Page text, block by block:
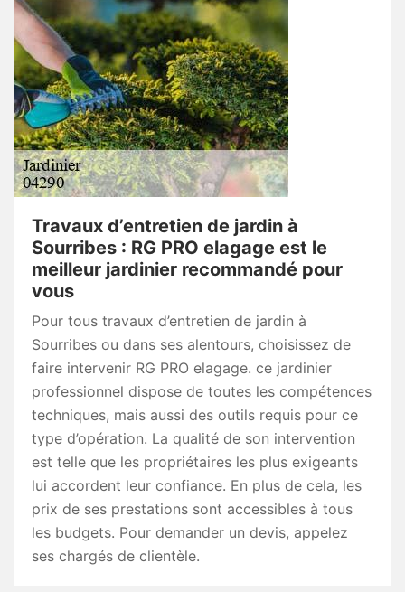
Travaux d’entretien de jardin à
Sourribes : RG PRO elagage est le
meilleur jardinier recommandé pour
vous
Pour tous travaux d’entretien de jardin à
Sourribes ou dans ses alentours, choisissez de
faire intervenir RG PRO elagage. ce jardinier
professionnel dispose de toutes les compétences
techniques, mais aussi des outils requis pour ce
type d’opération. La qualité de son intervention
est telle que les propriétaires les plus exigeants
lui accordent leur confiance. En plus de cela, les
prix de ses prestations sont accessibles à tous
les budgets. Pour demander un devis, appelez
ses chargés de clientèle.